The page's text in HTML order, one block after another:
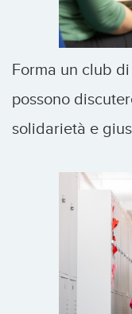
Forma un club
possono
solidarietà e